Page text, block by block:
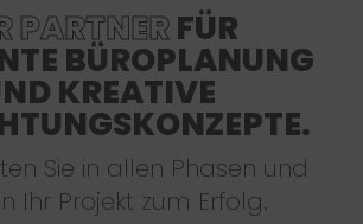
PARTNERFÜR
BÜROPLANUNG
KREATIVE
Sie in allen Phasen und
Ihr Projekt zum Erfolg.